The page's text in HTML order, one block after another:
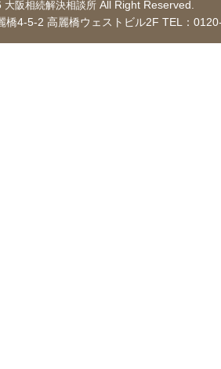
大阪相続解決相談所 All Right Reserved.
橋4-5-2 高麗橋ウェストビル2F TEL：